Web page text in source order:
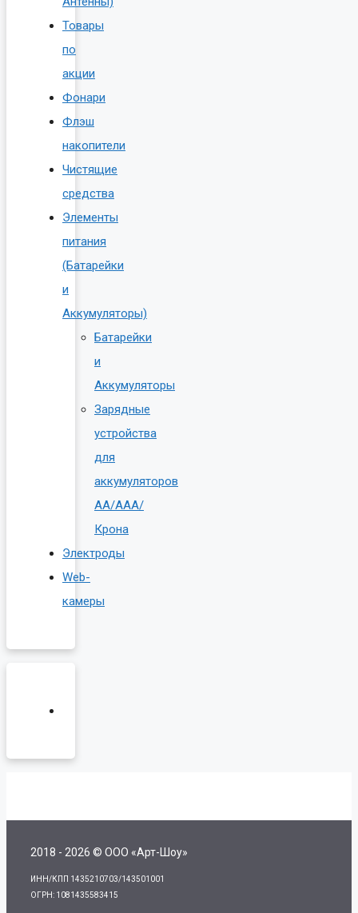
Товары
по
акции
Фонари
Флэш
накопители
Чистящие
средства
Элементы
питания
(Батарейки
и
Аккумуляторы)
Батарейки
и
Аккумуляторы
Зарядные
устройства
для
аккумуляторов
AA/AAA/
Крона
Электроды
Web-
камеры
2018 - 2026 © ООО «Арт-Шоу»
ИНН/КПП 1435210703/143501001
ОГРН: 1081435583415